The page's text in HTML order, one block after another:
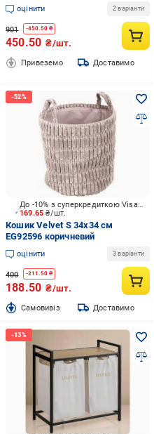
оцінити 2 варіанти
901 -450.50 ₴
450.50 ₴/шт.
Привеземо Доставимо
169.65₴/шт.
До -10% з суперкредиткою Visa Вигода
Кошик Velvet S 34x34 см
EG92596 коричневий
оцінити 3 варіанти
400 -211.50 ₴
188.50 ₴/шт.
Cамовивіз Доставимо